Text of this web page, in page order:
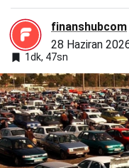
finanshubcom
28 Haziran
1dk, 47sn